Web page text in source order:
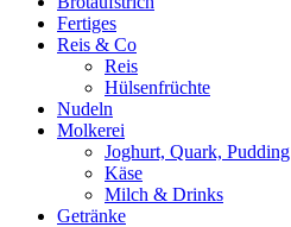
Fertiges
Reis & Co
Reis
Hülsenfrüchte
Nudeln
Molkerei
Joghurt, Quark, Pudding
Käse
Milch & Drinks
Getränke